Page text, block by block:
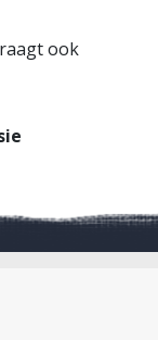
ook